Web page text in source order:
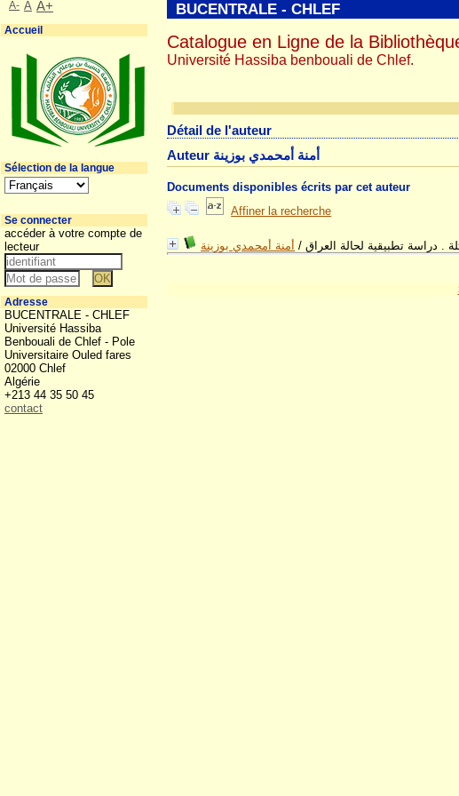
Détail de l'auteur
Auteur أمنة أمحمدي بوزينة
Documents disponibles écrits par cet auteur
Affiner la recherche
. دراسة تطبيقية لحالة العراق/ أمنة أمحمدي بوزينة
BUCENTRALE - CHLEF
Catalogue en Ligne de la
Université Hassiba benbouali de Chlef.
A- A A+
Accueil
Sélection de la langue
Se connecter
accéder à votre compte de
lecteur
Adresse
BUCENTRALE - CHLEF
Université Hassiba
Benbouali de Chlef - Pole
Universitaire Ouled fares
02000 Chlef
Algérie
+213 44 35 50 45
contact